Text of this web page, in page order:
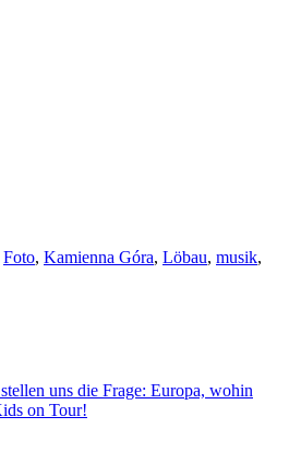
Foto, Kamienna Góra, Löbau, musik,
uns die Frage: Europa, wohin
on Tour!